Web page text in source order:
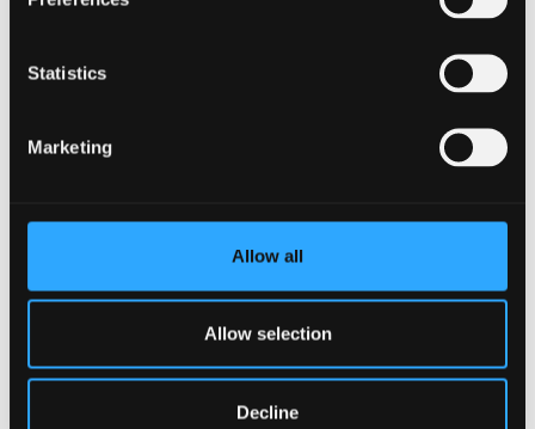
Statistics
Marketing
Allow all
Allow selection
Decline
Dylai holl ysgolion yn y DU hysbysu rhieni a
weithredoedd o addoli ar y cyd/defod
Dylai pob ysgol yn y DU ddarparu
gweithgareddau eraill priodol, o werth
addysgol, lle gofynnwyd am gael peidio â mynd
i weithredoedd o addoli ar y cyd/defod
Gwneir argymhellion penodol hefyd yn yr adroddiad